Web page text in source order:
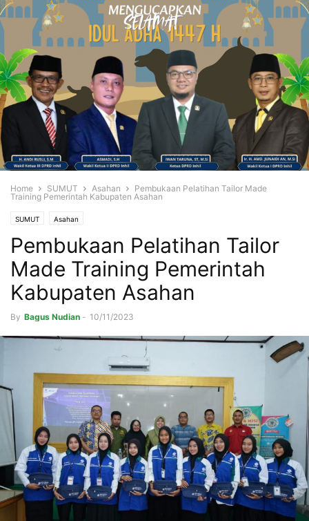
Home SUMUT Asahan
Pembukaan Pelatihan Tailor Made
Training Pemerintah Kabupaten Asahan
SUMUT Asahan
Pembukaan Pelatihan Tailor
Made Training Pemerintah
Kabupaten Asahan
By Bagus Nudian - 10/11/2023